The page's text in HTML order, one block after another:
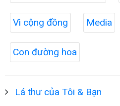
Vì cộng đồng Media
Con đường hoa
Lá thư của Tôi & Bạn